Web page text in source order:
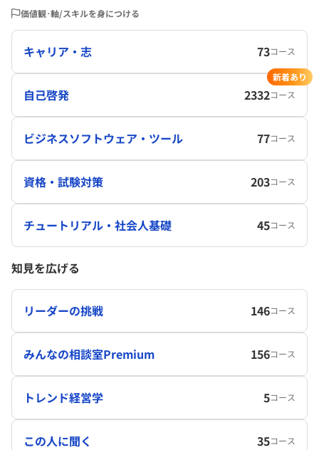
価値観･軸/スキルを身につける
キャリア・志 73コース
自己啓発 2332コース
新着あり
ビジネスソフトウェア・ツール 77コース
資格・試験対策 203コース
チュートリアル・社会人基礎 45コース
知見を広げる
リーダーの挑戦 146コース
みんなの相談室Premium 156コース
トレンド経営学 5コース
この人に聞く 35コース